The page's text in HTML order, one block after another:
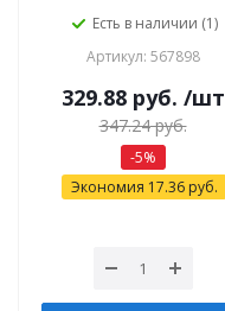
Есть в наличии (1)
Артикул: 567898
329.88руб. /шт
347.24руб.
-5%
Экономия 17.36 руб.